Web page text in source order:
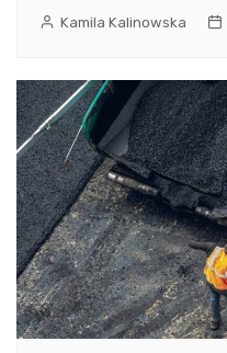
Kamila Kalinowska